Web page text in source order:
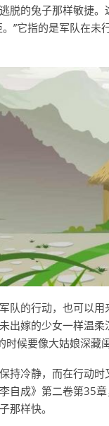
脱的兔子那样敏捷
”它指的是军队在
队的行动，也可以
嫁的少女一样温柔
候要像大姑娘深藏
持冷静，而在行动
自成》第二卷第35
那样快。